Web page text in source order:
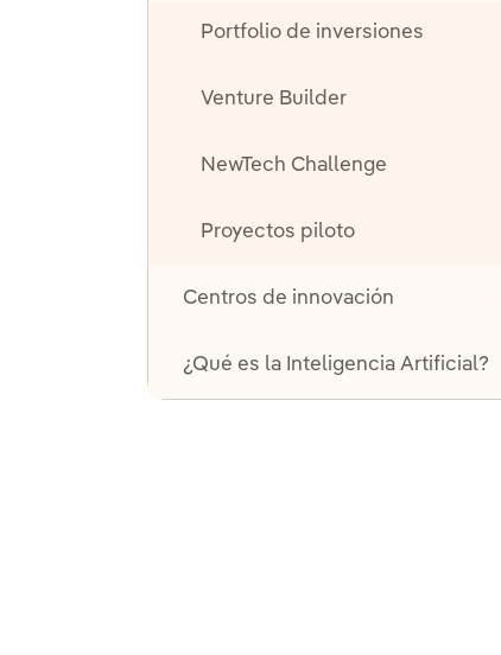
Portfolio de inversiones
Venture Builder
NewTech Challenge
Proyectos piloto
Centros de innovación
¿Qué es la Inteligencia Artificial?